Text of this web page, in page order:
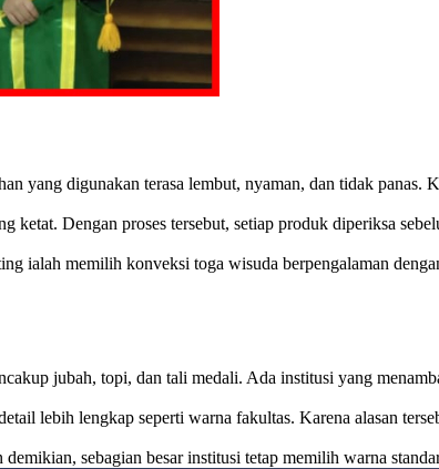
yang digunakan terasa lembut, nyaman, dan tidak panas.
Dengan proses tersebut, setiap produk diperiksa
ialah memilih konveksi toga wisuda berpengalaman
jubah, topi, dan tali medali. Ada institusi yang
lebih lengkap seperti warna fakultas. Karena alasan
sebagian besar institusi tetap memilih warna